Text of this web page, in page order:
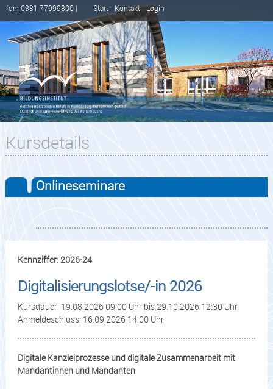
fon: 0381 77999800 | Start Kontakt Login
Kursdetails
Onlineseminare
Kennziffer: 2026-24
Digitalisierungslotse/-in 2026
Kursdauer: 19.08.2026 09:00 Uhr bis 29.10.2026 12:30 Uhr
Anmeldeschluss: 16.09.2026 14:00 Uhr
Digitale Kanzleiprozesse und digitale Zusammenarbeit mit
Mandantinnen und Mandanten